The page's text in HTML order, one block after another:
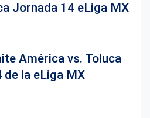
Jornada 14 eLiga MX
América vs. Toluca
de la eLiga MX